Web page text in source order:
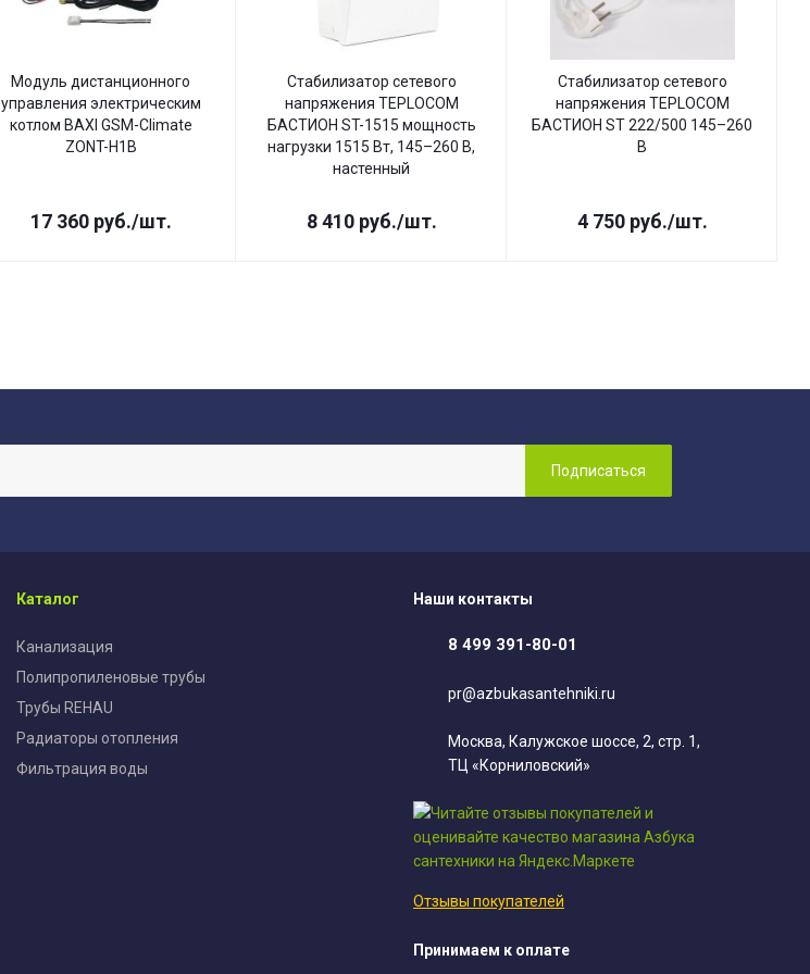
Модуль дистанционного
управления электрическим
котлом BAXI GSM-Climate
ZONT-H1B
17 360руб./шт.
Стабилизатор сетевого
напряжения TEPLOCOM
БАСТИОН ST-1515 мощность
нагрузки 1515 Вт, 145–260 В,
настенный
8 410руб./шт.
Стабилизатор сетевого
напряжения TEPLOCOM
БАСТИОН ST 222/500 145–260
В
4 750руб./шт.
Каталог
Канализация
Полипропиленовые трубы
Трубы REHAU
Радиаторы отопления
Фильтрация воды
Наши контакты
8 499 391-80-01
pr@azbukasantehniki.ru
Москва, Калужское шоссе, 2, стр. 1,
ТЦ «Корниловский»
Отзывы покупателей
Принимаем к оплате